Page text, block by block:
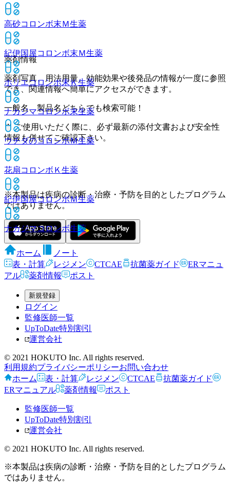
高砂コロンボ末Ｍ生薬
紀伊国屋コロンボ末Ｍ生薬
ホリエコロンボ末Ｋ生薬
ナカジマコロンボ末生薬
ウチダのコロンボＭ生薬
花扇コロンボＫ 生薬
紀伊国屋コロンボＭ生薬
ナカジマコロンボ生薬
薬剤情報
薬剤写真、用法用量、効能効果や後発品の情報が一度に参照
でき、関連情報へ簡単にアクセスができます。
一般名、製品名どちらでも検索可能！
※ ご使用いただく際に、必ず最新の添付文書および安全性
情報も併せてご確認下さい。
※本製品は疾病の診断・治療・予防を目的としたプログラム
ではありません。
ホーム
ノート
表・計算
レジメン CTCAE 抗菌薬ガイド
ERマニュ
アル
薬剤情報 ポスト
新規登録
ログイン
監修医師一覧
UpToDate特別割引
運営会社
© 2021 HOKUTO Inc. All rights reserved.
利用規約プライバシーポリシーお問い合わせ
ホーム
表・計算 レジメン CTCAE
抗菌薬ガイド
ERマニュアル
薬剤情報 ポスト
監修医師一覧
UpToDate特別割引
運営会社
© 2021 HOKUTO Inc. All rights reserved.
※本製品は疾病の診断・治療・予防を目的としたプログラム
ではありません。